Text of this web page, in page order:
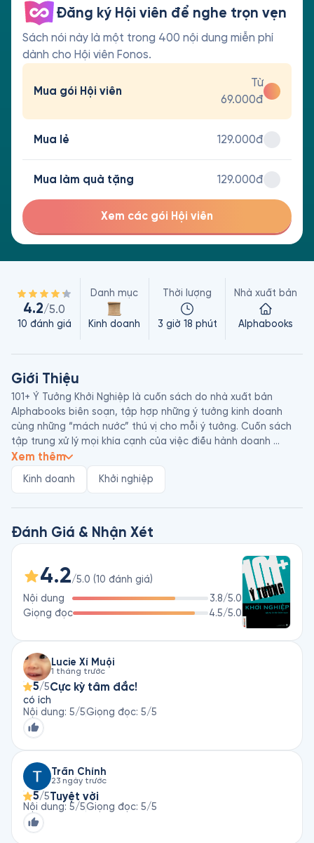
Đăng ký Hội viên để nghe trọn vẹn
Sách nói này là một trong 400 nội dung miễn phí
dành cho Hội viên Fonos.
Mua gói Hội viên
Từ
69.000đ
Mua lẻ 129.000đ
Mua làm quà tặng 129.000đ
Xem các gói Hội viên
4.2/5.0
10 đánh giá
Danh mục
Kinh doanh
Thời lượng
3 giờ 18 phút
Nhà xuất bản
Alphabooks
Giới Thiệu
101+ Ý Tưởng Khởi Nghiệp là cuốn sách do nhà xuất bản
Alphabooks biên soạn, tập hợp những ý tưởng kinh doanh
cùng những “mách nước” thú vị cho mỗi ý tưởng. Cuốn sách
tập trung xử lý mọi khía cạnh của việc điều hành doanh
nghiệp nhỏ như: nhân viên, nhà cung cấp, vay vốn, marketing,
Xem thêm
Kinh doanh Khởi nghiệp
Đánh Giá & Nhận Xét
4.2/5.0 (10 đánh giá)
Nội dung
3.8/5.0
Giọng đọc
4.5/5.0
Lucie Xí Muội
1 tháng trước
5/5Cực kỳ tâm đắc!
có ích
Nội dung: 5/5Giọng đọc: 5/5
Trần Chính
23 ngày trước
5/5Tuyệt vời
Nội dung: 5/5Giọng đọc: 5/5